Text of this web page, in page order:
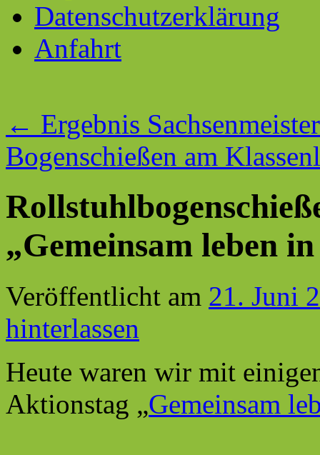
Datenschutzerklärung
Anfahrt
← Ergebnis
Bogenschießen am
„Gemeinsam leben
Veröffentlicht am 21. Juni
hinterlassen
Heute waren wir mit
Aktionstag „Gemeinsam